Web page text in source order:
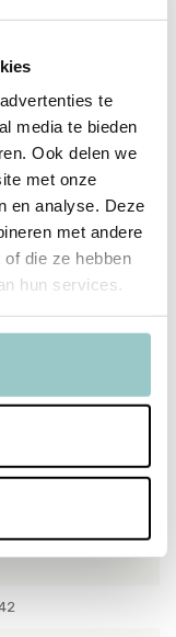
te
media te bieden
Ook delen we
met onze
en analyse. Deze
met andere
die ze hebben
hun services.
hem een blikvanger
en onvergetelijk.
start je eigen mini-